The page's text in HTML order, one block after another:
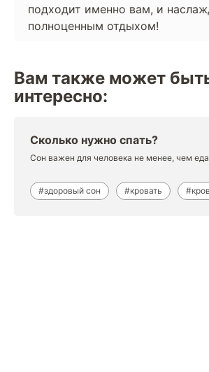
подходит именно вам, и
полноценным отдыхом!
Вам также может
интересно:
Сколько нужно спать?
Сон важен для человека не менее, чем
#здоровый сон #кровать